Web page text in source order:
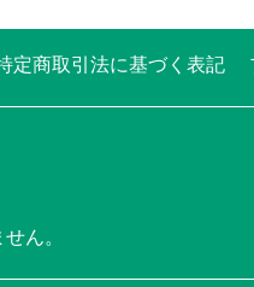
定商取引法に基づく表記
ん。